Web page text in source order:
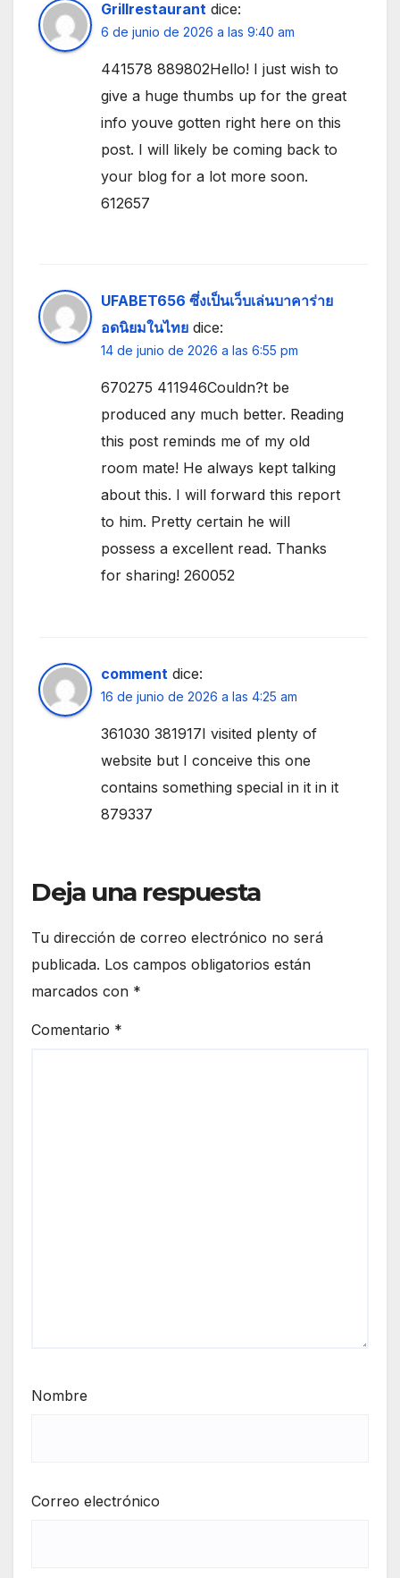
Grillrestaurant dice:
6 de junio de 2026 a las 9:40 am
441578 889802Hello! I just wish to
give a huge thumbs up for the great
info youve gotten right here on this
post. I will likely be coming back to
your blog for a lot more soon.
612657
UFABET656 ซึ่งเป็นเว็บเล่นบาคาร่าย
อดนิยมในไทย dice:
14 de junio de 2026 a las 6:55 pm
670275 411946Couldn?t be
produced any much better. Reading
this post reminds me of my old
room mate! He always kept talking
about this. I will forward this report
to him. Pretty certain he will
possess a excellent read. Thanks
for sharing! 260052
comment dice:
16 de junio de 2026 a las 4:25 am
361030 381917I visited plenty of
website but I conceive this one
contains something special in it in it
879337
Deja una respuesta
Tu dirección de correo electrónico no será
publicada. Los campos obligatorios están
marcados con *
Comentario *
Nombre
Correo electrónico